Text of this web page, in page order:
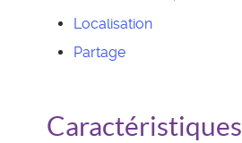
Localisation
Partage